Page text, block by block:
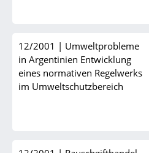
12/2001 | Umweltprobleme
in Argentinien Entwicklung
eines normativen Regelwerks
im Umweltschutzbereich